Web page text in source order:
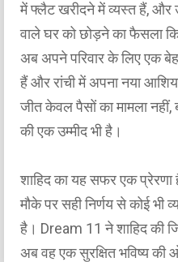
में फ्लैट खरीदने में व्यस्त हैं, और
वाले घर को छोड़ने का फैसला
अब अपने परिवार के लिए एक
हैं और रांची में अपना नया
जीत केवल पैसों का मामला
की एक उम्मीद भी है।
शाहिद का यह सफर एक प्रेरणा
मौके पर सही निर्णय से कोई भी
है। Dream 11 ने शाहिद की
अब वह एक सुरक्षित भविष्य की